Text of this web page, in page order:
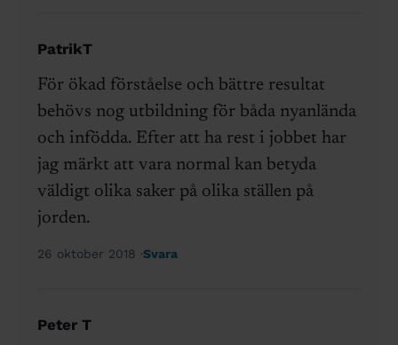
PatrikT
För ökad förståelse och bättre resultat
behövs nog utbildning för båda nyanlända
och infödda. Efter att ha rest i jobbet har
jag märkt att vara normal kan betyda
väldigt olika saker på olika ställen på
jorden.
26 oktober 2018 Svara
Peter T